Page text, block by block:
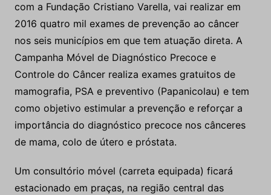
com a Fundação Cristiano Varella, vai realizar em
2016 quatro mil exames de prevenção ao câncer
nos seis municípios em que tem atuação direta. A
Campanha Móvel de Diagnóstico Precoce e
Controle do Câncer realiza exames gratuitos de
mamografia, PSA e preventivo (Papanicolau) e tem
como objetivo estimular a prevenção e reforçar a
importância do diagnóstico precoce nos cânceres
de mama, colo de útero e próstata.
Um consultório móvel (carreta equipada) ficará
estacionado em praças, na região central das